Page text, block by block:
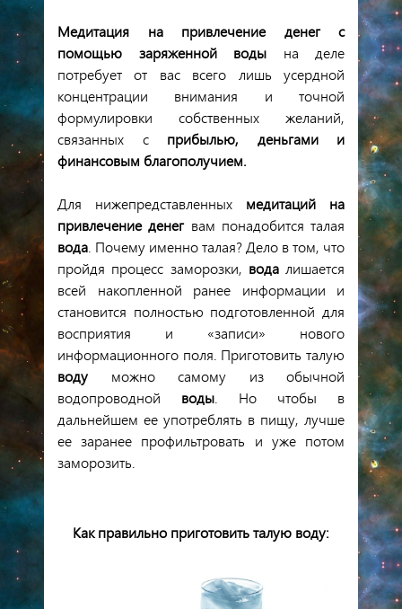
Медитация на привлечение денег
с
помощью
заряженной воды на
деле
потребует от вас всего лишь
усердной
концентрации
внимания и
точной
формулировки
собственных желаний,
связанных
с прибылью, деньгами
и
финансовым благополучием.
Для нижепредставленных медитаций
на
привлечение денег вам понадобится талая
вода. Почему именноталая?Дело втом, что
пройдя процесс заморозки, вода лишается
всей
накопленной ранее информации
и
становится полностью подготовленной для
восприятия
и «записи»
нового
информационного поля. Приготовить талую
воду
можно самому из
обычной
водопроводной
воды. Но чтобы
в
дальнейшем ее употреблять в пищу, лучше
ее заранее профильтровать и уже потом
заморозить.
Как правильно приготовитьталую воду: